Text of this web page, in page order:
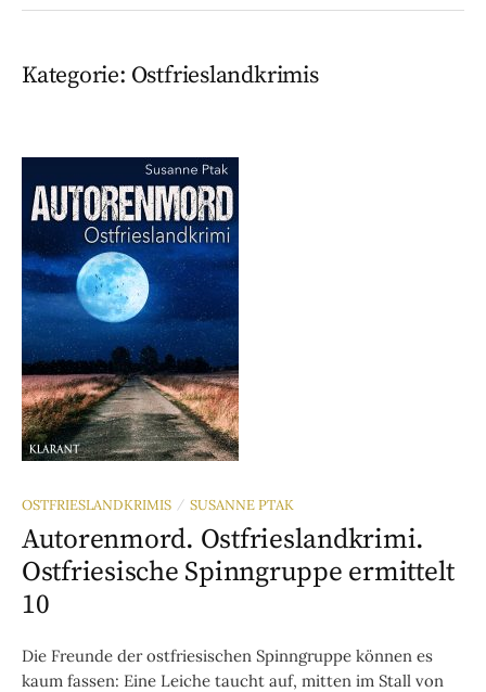
Kategorie: Ostfrieslandkrimis
OSTFRIESLANDKRIMIS / SUSANNE PTAK
Autorenmord. Ostfrieslandkrimi.
Ostfriesische Spinngruppe ermittelt
10
Die Freunde der ostfriesischen Spinngruppe können es
kaum fassen: Eine Leiche taucht auf, mitten im Stall von